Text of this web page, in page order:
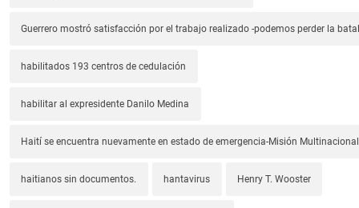
Guerrero mostró satisfacción por el trabajo realizado -podemos perder la
habilitados 193 centros de cedulación
habilitar al expresidente Danilo Medina
Haití se encuentra nuevamente en estado de emergencia-Misión
haitianos sin documentos. hantavirus Henry T. Wooster